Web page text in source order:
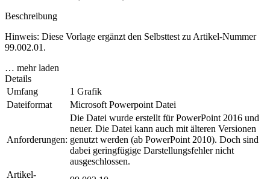
Beschreibung
Hinweis: Diese Vorlage ergänzt den Selbsttest zu Artikel-Nummer
99.002.01.
… mehr laden
Details
Umfang
1 Grafik
Dateiformat
Microsoft Powerpoint Datei
Anforderungen:
Die Datei wurde erstellt für PowerPoint 2016 und
neuer. Die Datei kann auch mit älteren Versionen
genutzt werden (ab PowerPoint 2010). Doch sind
dabei geringfügige Darstellungsfehler nicht
ausgeschlossen.
Artikel-